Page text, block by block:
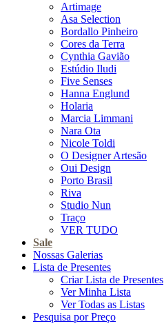
Artimage
Asa Selection
Bordallo Pinheiro
Cores da Terra
Cynthia Gavião
Estúdio Iludi
Five Senses
Hanna Englund
Holaria
Marcia Limmani
Nara Ota
Nicole Toldi
O Designer Artesão
Oui Design
Porto Brasil
Riva
Studio Nun
Traço
VER TUDO
Sale
Nossas Galerias
Lista de Presentes
Criar Lista de Presentes
Ver Minha Lista
Ver Todas as Listas
Pesquisa por Preço